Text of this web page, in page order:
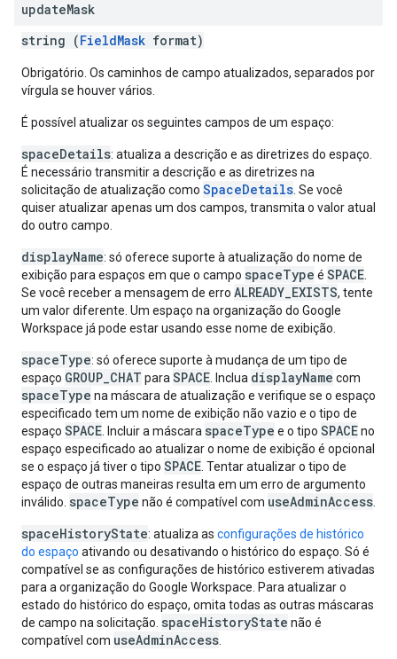
updateMask
string (FieldMask format)
Obrigatório. Os caminhos de campo atualizados, separados por
vírgula se houver vários.
É possível atualizar os seguintes campos de um espaço:
spaceDetails: atualiza a descrição e as diretrizes do espaço.
É necessário transmitir a descrição e as diretrizes na
solicitação de atualização como SpaceDetails . Se você
quiser atualizar apenas um dos campos, transmita o valor atual
do outro campo.
displayName: só oferece suporte à atualização do nome de
exibição para espaços em que o campo spaceType é SPACE
Se você receber a mensagem de erro ALREADY_EXISTS, tente
um valor diferente. Um espaço na organização do Google
Workspace já pode estar usando esse nome de exibição.
spaceType: só oferece suporte à mudança de um tipo de
espaço GROUP_CHAT para SPACE . Inclua displayName com
spaceType na máscara de atualização e verifique se o espaço
especificado tem um nome de exibição não vazio e o tipo de
espaço SPACE . Incluir a máscara spaceType e o tipo SPACEno
espaço especificado ao atualizar o nome de exibição é opcional
se o espaço já tiver o tipo SPACE . Tentar atualizar o tipo de
espaço de outras maneiras resulta em um erro de argumento
inválido. spaceType não é compatível com useAdminAccess
spaceHistoryState: atualiza as configurações de histórico
do espaço ativando ou desativando o histórico do espaço. Só é
compatível se as configurações de histórico estiverem ativadas
para a organização do Google Workspace. Para atualizar o
estado do histórico do espaço, omita todas as outras máscaras
de campo na solicitação. spaceHistoryState não é
compatível com useAdminAccess